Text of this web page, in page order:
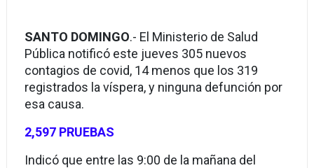
SANTO DOMINGO.- El Ministerio de Salud
Pública notificó este jueves 305 nuevos
contagios de covid, 14 menos que los 319
registrados la víspera, y ninguna defunción por
esa causa.
2,597 PRUEBAS
Indicó que entre las 9:00 de la mañana del